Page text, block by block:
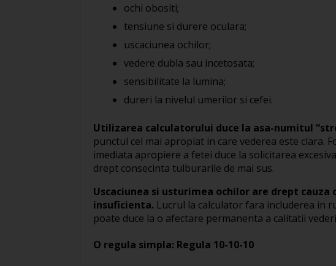
ochi obositi;
tensiune si durere oculara;
uscaciunea ochilor;
vedere dubla sau incetosata;
sensibilitate la lumina;
dureri la nivelul umerilor si cefei.
Utilizarea calculatorului duce la asa-numitul
punctul cel mai apropiat in care vederea este clara.
imediata apropiere a fetei duce la solicitarea
drept consecinta tulburarile de mai sus.
Uscaciunea si usturimea ochilor are drept
insuficienta. Lucrul la calculator fara includerea in
poate duce la o afectare permanenta a calitatii
O regula simpla: Regula 10-10-10